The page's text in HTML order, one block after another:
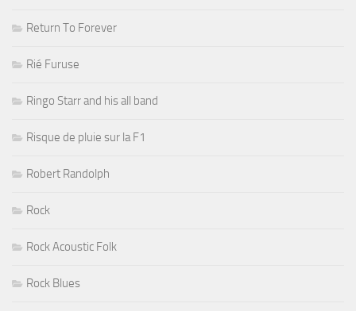
Return To Forever
Rié Furuse
Ringo Starr and his all band
Risque de pluie sur la F1
Robert Randolph
Rock
Rock Acoustic Folk
Rock Blues